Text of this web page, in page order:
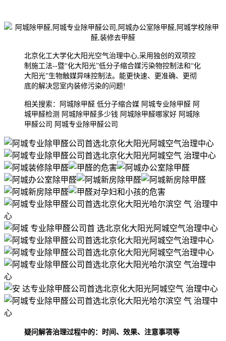
北京化工大学化大阳光空气治理中心,采用独创的双项控
制施工法--暨“化大阳光”低分子缩合媒污染物控制法和“化
大阳光”生物触媒异味控制法。能更快速、更准确、更彻
底的解决您室内装修污染的问题!
相关搜索：阿城除甲醛 低分子缩合媒 阿城专业除甲醛 阿
城甲醛检测 阿城除甲醛多少钱 阿城除甲醛哪家好 阿城除
甲醛公司 阿城专业除甲醛公司
疑问解答治理过程中的：时间、效果、注意事项等